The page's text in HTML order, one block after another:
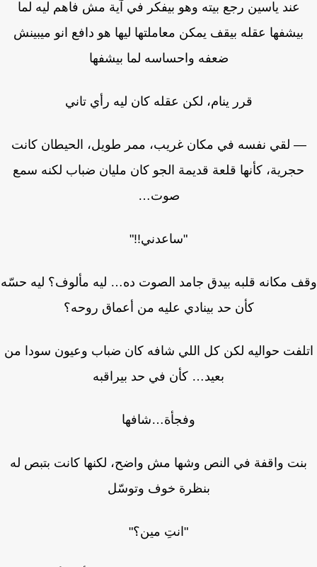
عند ياسين رجع بيته وهو بيفكر في آية مش فاهم ليه لما
بيشفها عقله بيقف يمكن معاملتها ليها هو دافع انو ميبينش
ضعفه واحساسه لما بيشفها
قرر ينام، لكن عقله كان ليه رأي تاني
لقي نفسه في مكان غريب، ممر طويل، الحيطان كانت
حجرية، كأنها قلعة قديمة الجو كان مليان ضباب لكنه سمع
صوت…
"ساعدني!!"
مكانه قلبه بيدق جامد الصوت ده… ليه مألوف؟ ليه حسّه
كأن حد بينادي عليه من أعماق روحه؟
حواليه لكن كل اللي شافه كان ضباب وعيون سودا من
بعيد… كأن في حد بيراقبه
وفجأة…شافها
واقفة في النص وشها مش واضح، لكنها كانت بتبص له
بنظرة خوف وتوسّل
"انتِ مين؟"